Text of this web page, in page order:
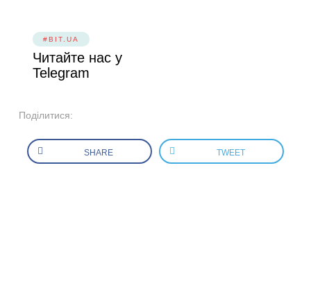
#BIT.UA
Читайте нас у
Telegram
Поділитися:
SHARE TWEET